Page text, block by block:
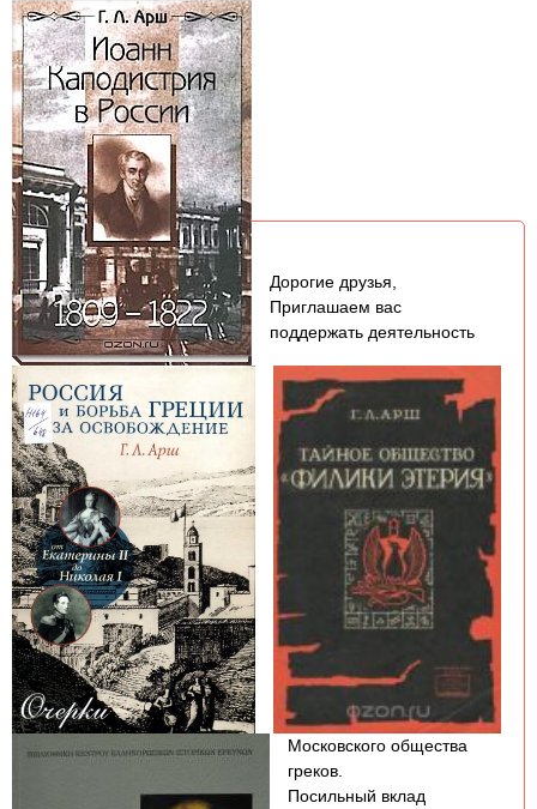
Дорогие друзья,
Приглашаем вас
поддержать деятельность
Московского общества
греков.
Посильный вклад